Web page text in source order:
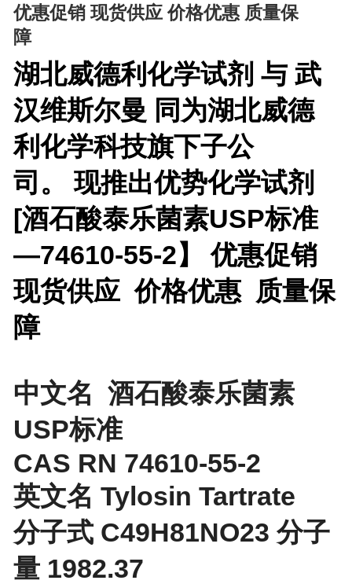
优惠促销 现货供应 价格优惠 质量保
障
湖北威德利化学试剂 与 武
汉维斯尔曼 同为湖北威德
利化学科技旗下子公
司。 现推出优势化学试剂
[酒石酸泰乐菌素USP标准
—74610-55-2】 优惠促销
现货供应 价格优惠 质量保
障
中文名 酒石酸泰乐菌素
USP标准
CAS RN 74610-55-2
英文名 Tylosin Tartrate
分子式 C49H81NO23 分子
量 1982.37